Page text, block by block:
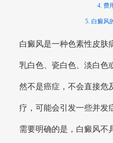
4. 费
5. 白癜风
白癜风是一种色素性皮肤
乳白色、瓷白色、淡白色
然不是癌症，不会直接危
疗，可能会引发一些并发
需要明确的是，白癜风不